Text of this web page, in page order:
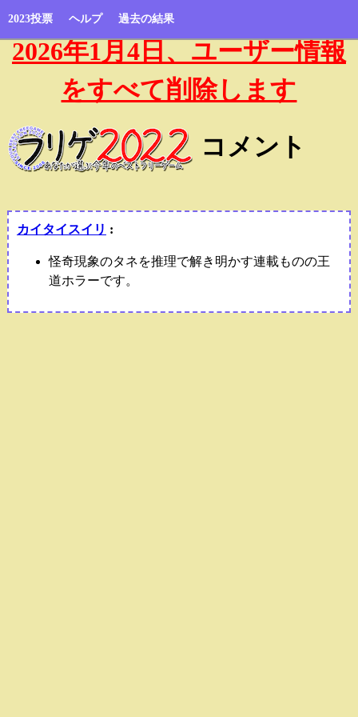
2023投票 ヘルプ 過去の結果
2026年1月4日、ユーザー情報
をすべて削除します
コメント
カイタイスイリ :
怪奇現象のタネを推理で解き明かす連載ものの王
道ホラーです。